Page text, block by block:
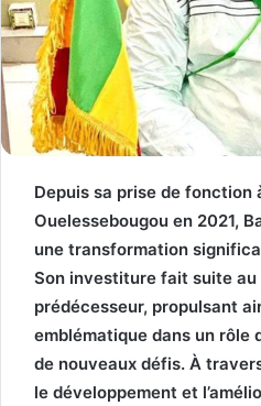
Depuis sa prise de fonction
Ouelessebougou en 2021,
une transformation
Son investiture fait suite au
prédécesseur, propulsant
emblématique dans un rôle
de nouveaux défis. À
le développement et